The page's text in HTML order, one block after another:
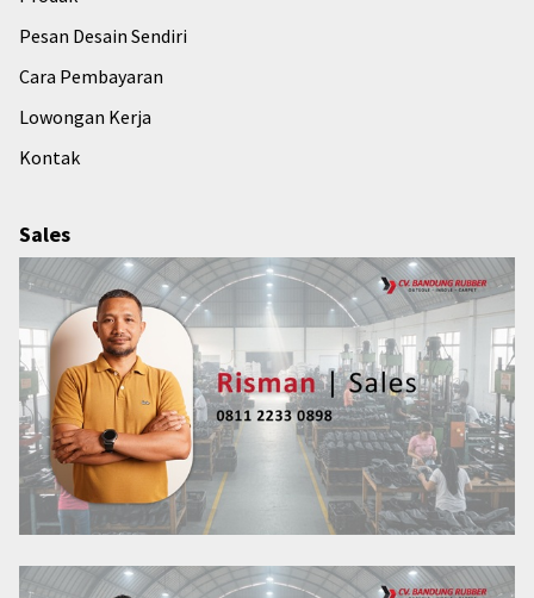
Pesan Desain Sendiri
Cara Pembayaran
Lowongan Kerja
Kontak
Sales